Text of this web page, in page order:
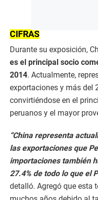
CIFRAS
Durante su exposición,
es el principal socio
2014. Actualmente,
exportaciones y más del
convirtiéndose en el
peruanos y el mayor
“China representa
las exportaciones que
importaciones también
27.4% de todo lo que el
detalló. Agregó que esta